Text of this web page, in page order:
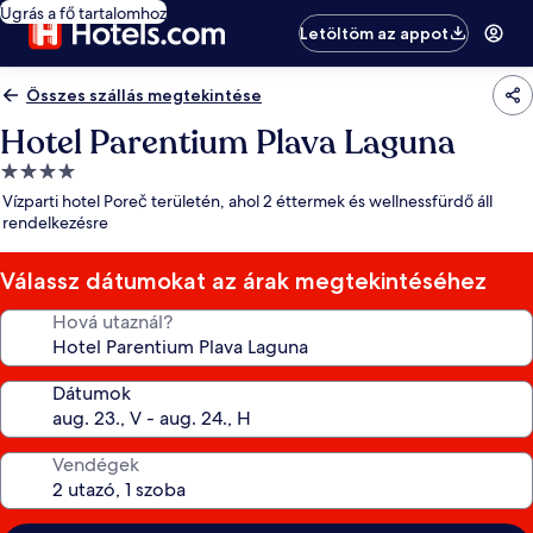
Ugrás a fő tartalomhoz
Letöltöm az appot
Összes szállás megtekintése
Hotel Parentium Plava Laguna
4.0
csillagos
szálláshely
Vízparti hotel Poreč területén, ahol 2 éttermek és wellnessfürdő áll
rendelkezésre
Válassz dátumokat az árak megtekintéséhez
Hová utaznál?
Dátumok
Vendégek